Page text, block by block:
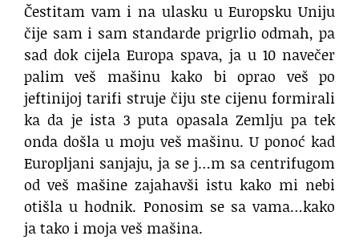
Čestitam vam i na ulasku u Europsku Uniju
čije sam i sam standarde prigrlio odmah, pa
sad dok cijela Europa spava, ja u 10 navečer
palim veš mašinu kako bi oprao veš po
jeftinijoj tarifi struje čiju ste cijenu formirali
ka da je ista 3 puta opasala Zemlju pa tek
onda došla u moju veš mašinu. U ponoć kad
Europljani sanjaju, ja se j…m sa centrifugom
od veš mašine zajahavši istu kako mi nebi
otišla u hodnik. Ponosim se sa vama…kako
ja tako i moja veš mašina.